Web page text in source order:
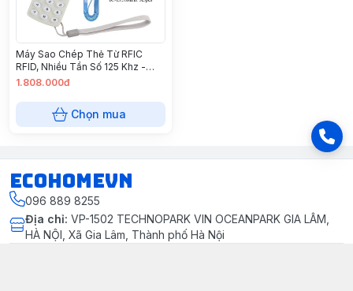
Máy Sao Chép Thẻ Từ RFIC
RFID, Nhiều Tần Số 125 Khz -
13.56 Mhz Chép Thẻ Thang Máy
1.808.000đ
Chọn mua
ECOHOMEVN
096 889 8255
Địa chỉ: VP-1502 TECHNOPARK VIN OCEANPARK GIA LÂM,
HÀ NỘI, Xã Gia Lâm, Thành phố Hà Nội